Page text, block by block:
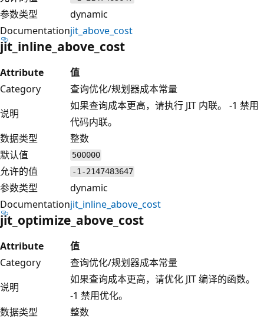
参数类型
dynamic
Documentationjit_above_cost
jit_inline_above_cost
Attribute
值
Category
查询优化/规划器成本常量
说明
如果查询成本更高，请执行 JIT 内联。 -1 禁用
代码内联。
数据类型
整数
默认值
500000
允许的值 -1-2147483647
参数类型
dynamic
Documentationjit_inline_above_cost
jit_optimize_above_cost
Attribute
值
Category
查询优化/规划器成本常量
说明
如果查询成本更高，请优化 JIT 编译的函数。
-1 禁用优化。
数据类型
整数